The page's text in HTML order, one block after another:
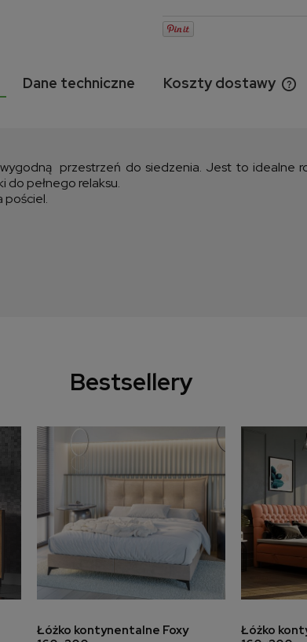
Dane techniczne Koszty dostawy
przestrzeń do siedzenia. Jest to idealne
do pełnego relaksu.
pościel.
Bestsellery
Łóżko kontynentalne Foxy
Łóżko